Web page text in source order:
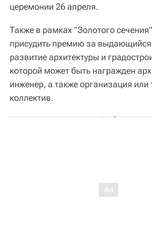
церемонии 26 апреля.
Также в рамках "Золотого
присудить премию за выдающийся
развитие архитектуры и
которой может быть награжден
инженер, а также организация или
коллектив.